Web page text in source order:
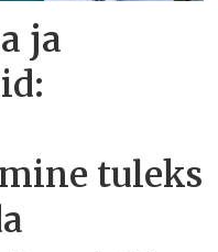
ja
tuleks